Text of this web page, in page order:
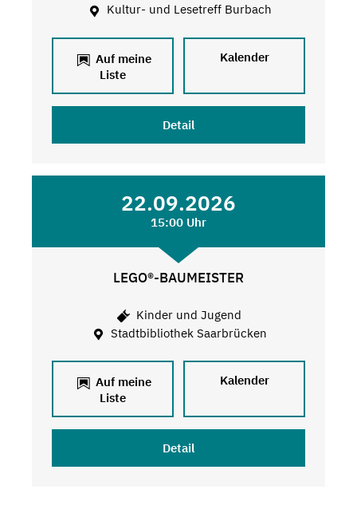
Kultur- und Lesetreff Burbach
Auf meine
Liste
Kalender
Detail
22.09.2026
15:00 Uhr
LEGO®-BAUMEISTER
Kinder und Jugend
Stadtbibliothek Saarbrücken
Auf meine
Liste
Kalender
Detail